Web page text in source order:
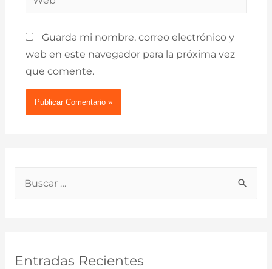
Entradas Recientes
Guarda mi nombre, correo electrónico y
web en este navegador para la próxima vez
que comente.